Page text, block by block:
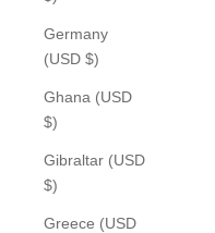
Germany
(USD $)
Ghana (USD
$)
Gibraltar (USD
$)
Greece (USD